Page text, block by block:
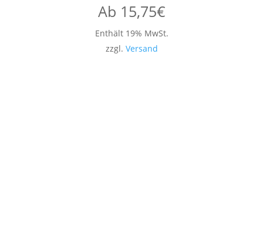
Ab 15,75€
Enthält 19% MwSt.
zzgl. Versand